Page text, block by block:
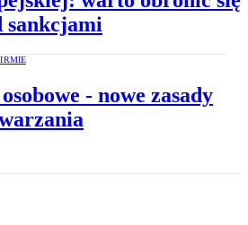
sankcjami
- nowe zasady